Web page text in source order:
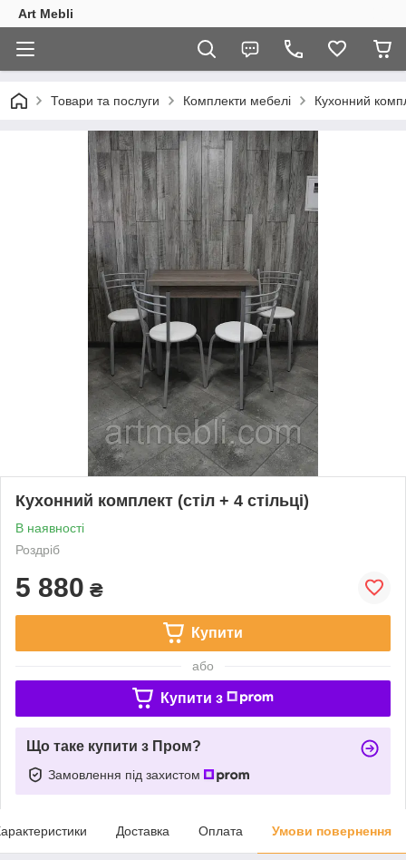
Art Mebli
Товари та послуги Комплекти мебелі Кухонний
Кухонний комплект (стіл + 4 стільці)
В наявності
Роздріб
5 880 ₴
Купити
або
Купити з
Що таке купити з Пром?
Замовлення під захистом
Доставка Оплата Умови повернення